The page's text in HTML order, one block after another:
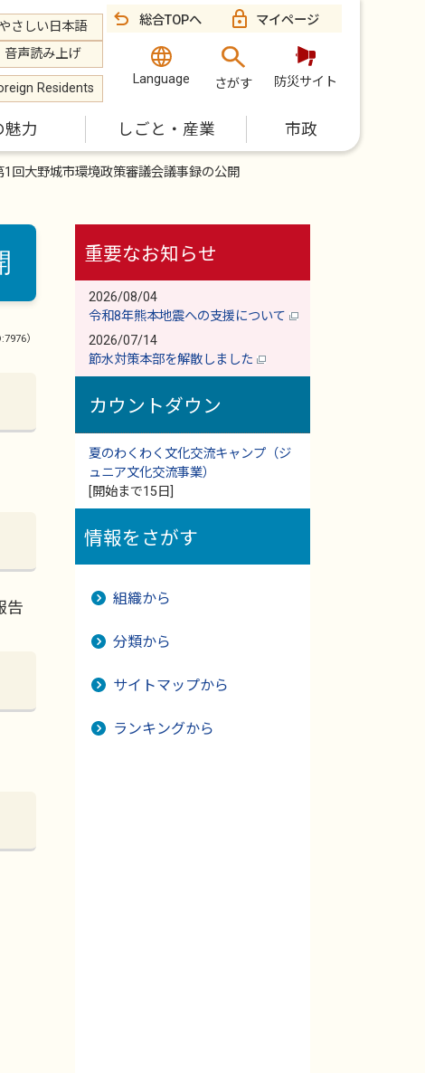
やさしい日本語
音声読み上げ
Residents
総合TOPへ マイページ
Language さがす 防災サイト
魅力 しごと・産業 市政
1回大野城市環境政策審議会議事録の公開
）
告
重要なお知らせ
2026/08/04
令和8年熊本地震への支援について
2026/07/14
節水対策本部を解散しました
カウントダウン
夏のわくわく文化交流キャンプ（ジ
ュニア文化交流事業）
[開始まで15日]
情報をさがす
組織から
分類から
サイトマップから
ランキングから